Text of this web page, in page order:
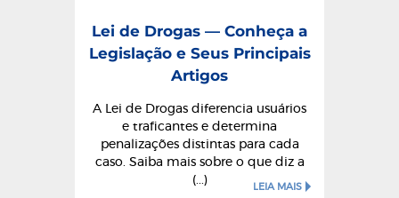
Lei de Drogas — Conheça a
Legislação e Seus Principais
Artigos
A Lei de Drogas diferencia usuários
e traficantes e determina
penalizações distintas para cada
caso. Saiba mais sobre o que diz a
(...)
LEIA MAIS